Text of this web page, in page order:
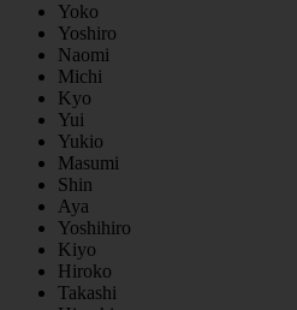
Yoko
Yoshiro
Naomi
Michi
Kyo
Yui
Yukio
Masumi
Shin
Aya
Yoshihiro
Kiyo
Hiroko
Takashi